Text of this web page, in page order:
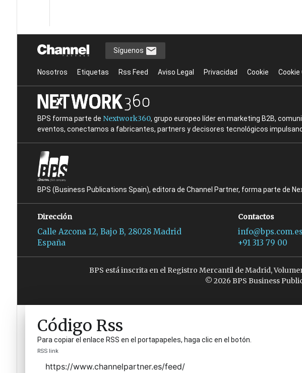
Síguenos
Nosotros Etiquetas Rss Feed Aviso Legal Privacidad Cookie Cookie
BPS forma parte de Nextwork360, grupo europeo líder en marketing B2B,
eventos, conectamos a fabricantes, partners y decisores tecnológicos
BPS (Business Publications Spain), editora de Channel Partner, forma parte de
Dirección
Calle Azcona 12, Bajo B, 28028 Madrid
España
Contactos
info@bps.com.es
+91 313 79 00
BPS está inscrita en el Registro Mercantil de Madrid,
© 2026 BPS Business
Código Rss
Para copiar el enlace RSS en el portapapeles, haga clic en el botón.
RSS link